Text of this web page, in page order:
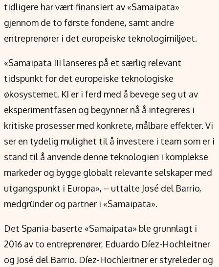
tidligere har vært finansiert av «Samaipata»
gjennom de to første fondene, samt andre
entreprenører i det europeiske teknologimiljøet.
«Samaipata III lanseres på et særlig relevant
tidspunkt for det europeiske teknologiske
økosystemet. KI er i ferd med å bevege seg ut av
eksperimentfasen og begynner nå å integreres i
kritiske prosesser med konkrete, målbare effekter. Vi
ser en tydelig mulighet til å investere i team som er i
stand til å anvende denne teknologien i komplekse
markeder og bygge globalt relevante selskaper med
utgangspunkt i Europa», – uttalte José del Barrio,
medgründer og partner i «Samaipata».
Det Spania-baserte «Samaipata» ble grunnlagt i
2016 av to entreprenører, Eduardo Díez-Hochleitner
og José del Barrio. Díez-Hochleitner er styreleder og